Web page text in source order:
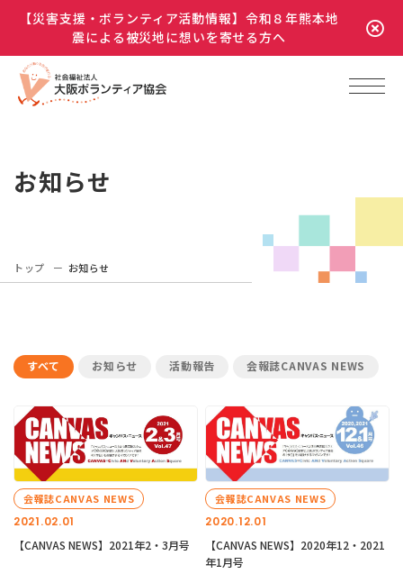
【災害支援・ボランティア活動情報】令和８年熊本地
震による被災地に想いを寄せる方へ
お知らせ
トップ お知らせ
すべて お知らせ 活動報告 会報誌CANVAS NEWS
2021.02.01
会報誌CANVAS NEWS
【CANVAS NEWS】2021年2・3月号
2020.12.01
会報誌CANVAS NEWS
【CANVAS NEWS】2020年12・2021
年1月号